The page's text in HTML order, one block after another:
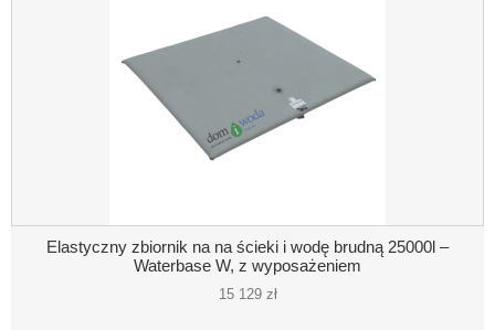
Elastyczny zbiornik na na ścieki i wodę brudną 25000l –
Waterbase W, z wyposażeniem
15 129 zł